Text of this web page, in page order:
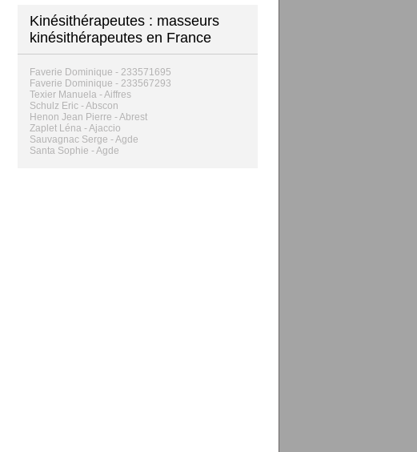
Kinésithérapeutes : masseurs
kinésithérapeutes en France
Faverie Dominique - 233571695
Faverie Dominique - 233567293
Texier Manuela - Aiffres
Schulz Eric - Abscon
Henon Jean Pierre - Abrest
Zaplet Léna - Ajaccio
Sauvagnac Serge - Agde
Santa Sophie - Agde